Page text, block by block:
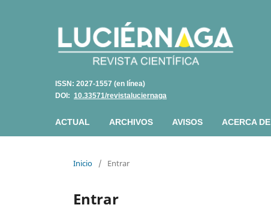
ISSN: 2027-1557 (en línea)
DOI: 10.33571/revistaluciernaga
ACTUAL ARCHIVOS AVISOS ACERCA DE
Inicio / Entrar
Entrar